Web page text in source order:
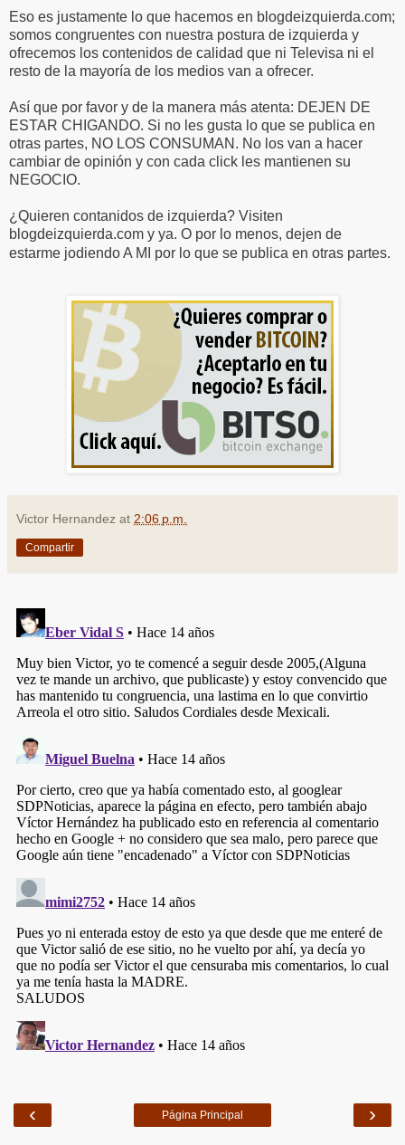
Eso es justamente lo que hacemos en blogdeizquierda.com;
somos congruentes con nuestra postura de izquierda y
ofrecemos los contenidos de calidad que ni Televisa ni el
resto de la mayoría de los medios van a ofrecer.
Así que por favor y de la manera más atenta: DEJEN DE
ESTAR CHIGANDO. Si no les gusta lo que se publica en
otras partes, NO LOS CONSUMAN. No los van a hacer
cambiar de opinión y con cada click les mantienen su
NEGOCIO.
¿Quieren contanidos de izquierda? Visiten
blogdeizquierda.com y ya. O por lo menos, dejen de
estarme jodiendo A MI por lo que se publica en otras partes.
Victor Hernandez at 2:06 p.m.
Compartir
‹ ›
Página Principal